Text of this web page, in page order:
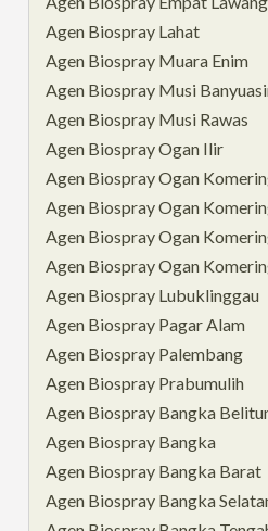
Agen Biospray Lahat
Agen Biospray Muara Enim
Agen Biospray Musi
Agen Biospray Musi Rawas
Agen Biospray Ogan Ilir
Agen Biospray Ogan
Agen Biospray Ogan
Agen Biospray Ogan
Agen Biospray Ogan
Agen Biospray Lubuklinggau
Agen Biospray Pagar Alam
Agen Biospray Palembang
Agen Biospray Prabumulih
Agen Biospray Bangka
Agen Biospray Bangka
Agen Biospray Bangka Barat
Agen Biospray Bangka